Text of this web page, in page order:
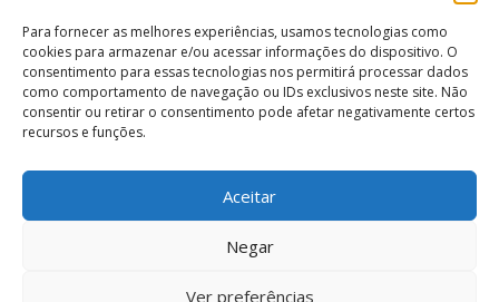
Para fornecer as melhores experiências, usamos tecnologias como
cookies para armazenar e/ou acessar informações do dispositivo. O
consentimento para essas tecnologias nos permitirá processar dados
como comportamento de navegação ou IDs exclusivos neste site. Não
consentir ou retirar o consentimento pode afetar negativamente certos
recursos e funções.
Aceitar
Negar
Ver preferências
Portal EldoGomes.com.br | Entre os Blogs mais lidos de Brasília/DF. |